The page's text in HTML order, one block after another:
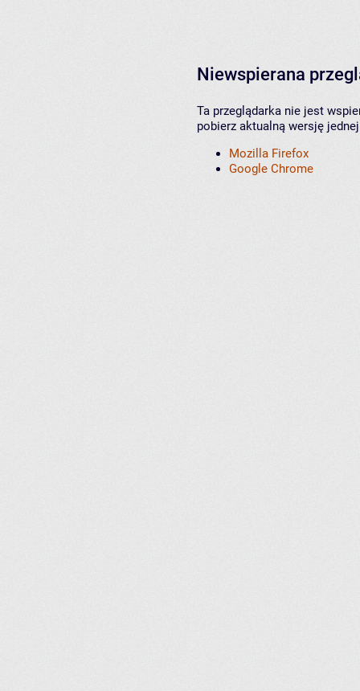
Niewspierana
Ta przeglądarka nie jest
pobierz aktualną wersję
Mozilla Firefox
Google Chrome